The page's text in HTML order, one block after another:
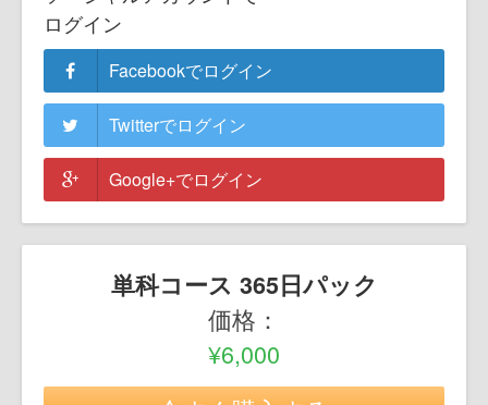
ログイン
Facebookでログイン
Twitterでログイン
Google+でログイン
単科コース 365日パック
価格：
¥6,000